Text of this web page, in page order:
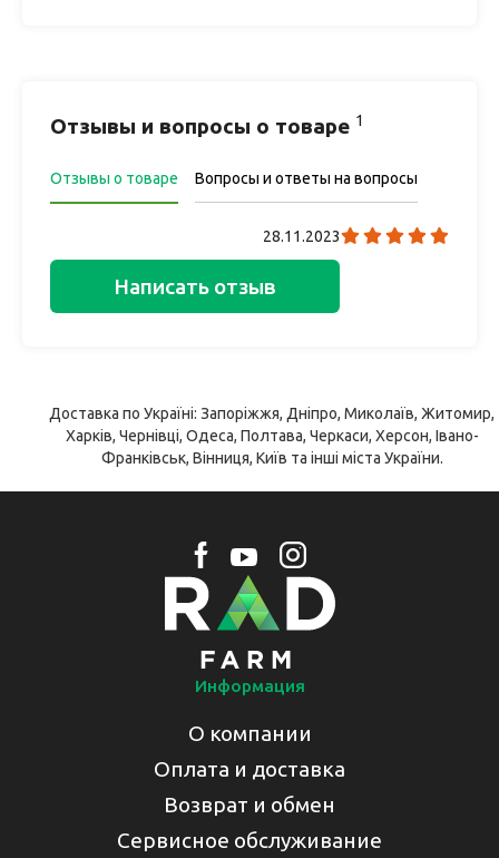
Отзывы и вопросы о товаре 1
Отзывы о товаре Вопросы и ответы на вопросы
28.11.2023
Написать отзыв
Доставка по Україні: Запоріжжя, Дніпро, Миколаїв, Житомир,
Харків, Чернівці, Одеса, Полтава, Черкаси, Херсон, Івано-
Франківськ, Вінниця, Київ та інші міста України.
Информация
О компании
Оплата и доставка
Возврат и обмен
Сервисное обслуживание